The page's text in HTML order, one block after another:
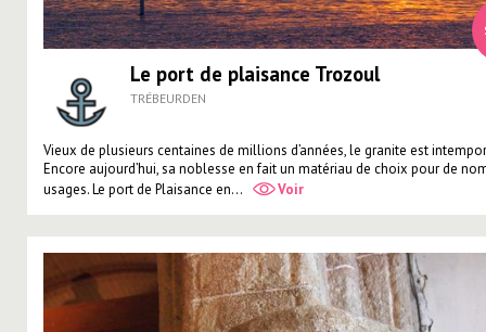
Le port de plaisance Trozoul
TRÉBEURDEN
Vieux de plusieurs centaines de millions d’années, le granite est
Encore aujourd’hui, sa noblesse en fait un matériau de choix pour de
usages. Le port de Plaisance en...
Voir